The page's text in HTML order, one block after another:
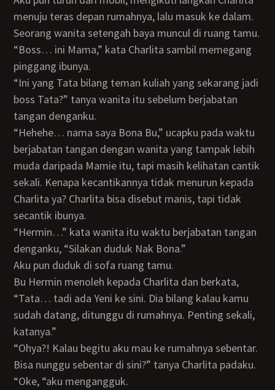
menuju teras depan rumahnya, lalu masuk ke dalam.
Seorang wanita setengah baya muncul di ruang tamu.
“Boss… ini Mama,” kata Charlita sambil memegang
pinggang ibunya.
“Ini yang Tata bilang teman kuliah yang sekarang jadi
boss Tata?” tanya wanita itu sebelum berjabatan
tangan denganku.
“Hehehe… nama saya Bona Bu,” ucapku pada waktu
berjabatan tangan dengan wanita yang tampak lebih
muda daripada Mamie itu, tapi masih kelihatan cantik
sekali. Kenapa kecantikannya tidak menurun kepada
Charlita ya? Charlita bisa disebut manis, tapi tidak
secantik ibunya.
“Hermin…” kata wanita itu waktu berjabatan tangan
denganku, “Silakan duduk Nak Bona.”
Aku pun duduk di sofa ruang tamu.
Bu Hermin menoleh kepada Charlita dan berkata,
“Tata… tadi ada Yeni ke sini. Dia bilang kalau kamu
sudah datang, ditunggu di rumahnya. Penting sekali,
katanya.”
“Ohya?! Kalau begitu aku mau ke rumahnya sebentar.
Bisa nunggu sebentar di sini?” tanya Charlita padaku.
“Oke, “aku mengangguk.